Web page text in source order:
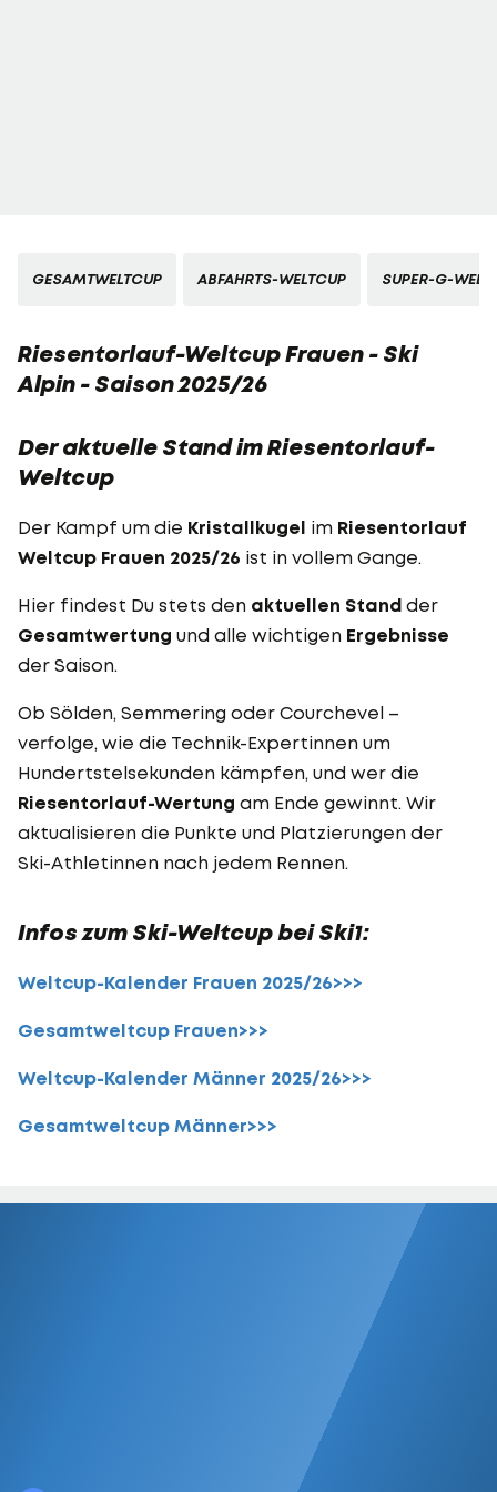
GESAMTWELTCUP ABFAHRTS-WELTCUP SUPER-G-
Riesentorlauf-Weltcup Frauen - Ski
Alpin - Saison 2025/26
Der aktuelle Stand im Riesentorlauf-
Weltcup
Der Kampf um die Kristallkugel im Riesentorlauf
Weltcup Frauen 2025/26 ist in vollem Gange.
Hier findest Du stets den aktuellen Stand der
Gesamtwertung und alle wichtigen Ergebnisse
der Saison.
Ob Sölden, Semmering oder Courchevel –
verfolge, wie die Technik-Expertinnen um
Hundertstelsekunden kämpfen, und wer die
Riesentorlauf-Wertung am Ende gewinnt. Wir
aktualisieren die Punkte und Platzierungen der
Ski-Athletinnen nach jedem Rennen.
Infos zum Ski-Weltcup bei Ski1:
Weltcup-Kalender Frauen 2025/26>>>
Gesamtweltcup Frauen>>>
Weltcup-Kalender Männer 2025/26>>>
Gesamtweltcup Männer>>>